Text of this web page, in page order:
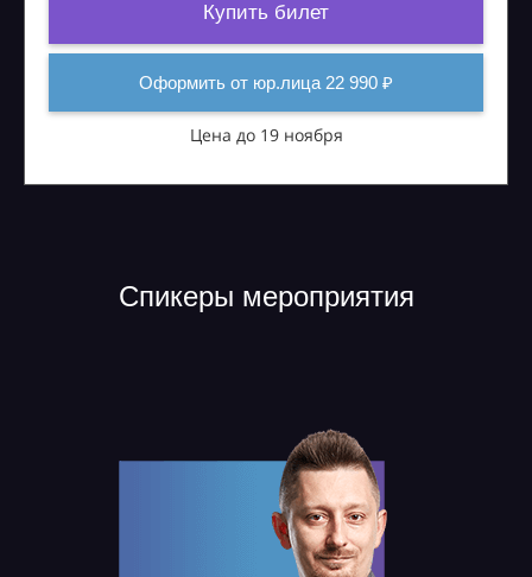
Купить билет
Оформить от юр.лица 22 990 ₽
Цена до 19 ноября
Спикеры мероприятия